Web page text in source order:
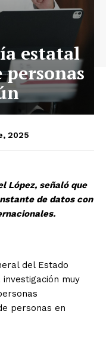
estatal
2025
López, señaló que
de datos con
del Estado
investigación muy
personas en